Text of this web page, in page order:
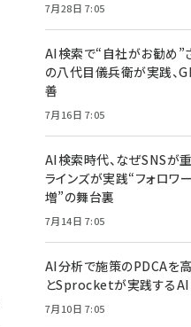
7月28日 7:05
AI検索で“自社がお勧め”
の八代目儀兵衛が実践、
善
7月16日 7:05
AI検索時代、なぜSNSが
ラインズが実践“フォロワ
増”の舞台裏
7月14日 7:05
AI分析で施策のPDCAを
とSprocketが実践する
7月10日 7:05